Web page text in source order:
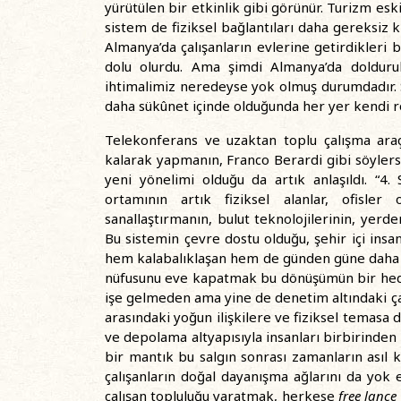
yürütülen bir etkinlik gibi görünür. Turizm
sistem de fiziksel bağlantıları daha gereksiz
Almanya’da çalışanların evlerine
dolu olurdu. Ama şimdi Almanya’da
ihtimalimiz neredeyse yok olmuş
daha sükûnet içinde olduğunda her yer
Telekonferans ve uzaktan toplu çalışma
kalarak yapmanın, Franco Berardi gibi
yeni yönelimi olduğu da artık anlaşıldı.
ortamının artık fiziksel alanlar,
sanallaştırmanın, bulut teknolojilerinin,
Bu sistemin çevre dostu olduğu, şehir içi
hem kalabalıklaşan hem de günden güne
nüfusunu eve kapatmak bu dönüşümün bir
işe gelmeden ama yine de denetim altındaki
arasındaki yoğun ilişkilere ve fiziksel temasa
ve depolama altyapısıyla insanları
bir mantık bu salgın sonrası zamanların
çalışanların doğal dayanışma ağlarını da
çalışan topluluğu yaratmak, herkese free lance